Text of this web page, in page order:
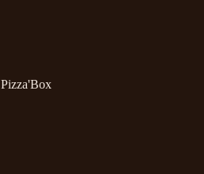
Pizza'Box